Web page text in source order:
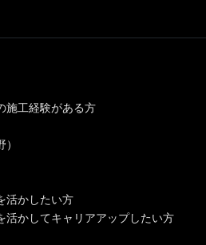
施工経験がある方
活かしたい方
活かしてキャリアアップしたい方